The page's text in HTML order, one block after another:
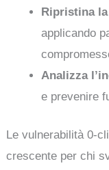
Ripristina
applicando
Analizza
e prevenire
Le vulnerabilità 0-
crescente per chi